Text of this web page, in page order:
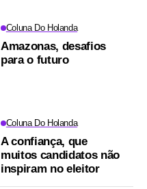
Coluna Do Holanda
Amazonas, desafios
para o futuro
Coluna Do Holanda
A confiança, que
muitos candidatos não
inspiram no eleitor